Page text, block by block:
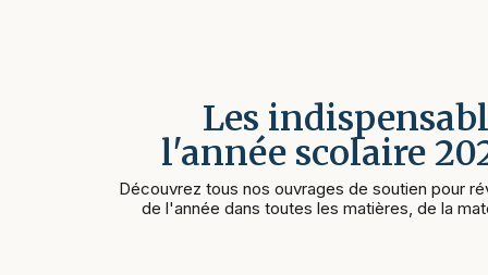
Les
l'année scolaire
Découvrez tous nos ouvrages de soutien pour
de l'année dans toutes les matières, de la